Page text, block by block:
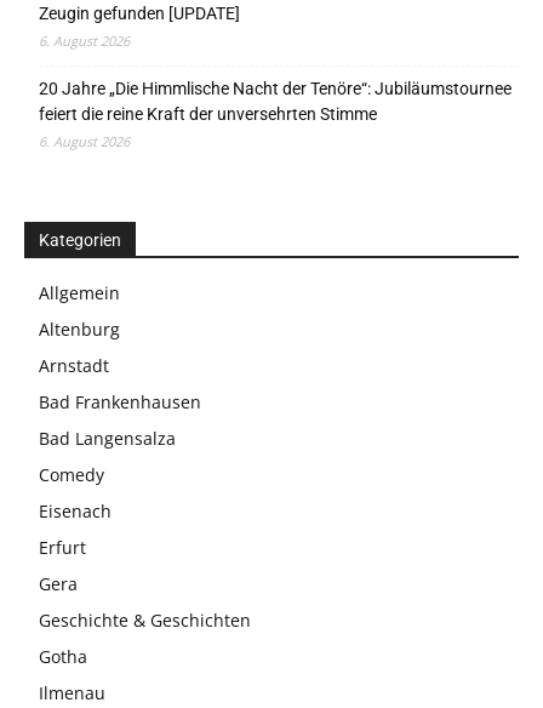
Zeugin gefunden [UPDATE]
6. August 2026
20 Jahre „Die Himmlische Nacht der Tenöre“: Jubiläumstournee
feiert die reine Kraft der unversehrten Stimme
6. August 2026
Kategorien
Allgemein
Altenburg
Arnstadt
Bad Frankenhausen
Bad Langensalza
Comedy
Eisenach
Erfurt
Gera
Geschichte & Geschichten
Gotha
Ilmenau